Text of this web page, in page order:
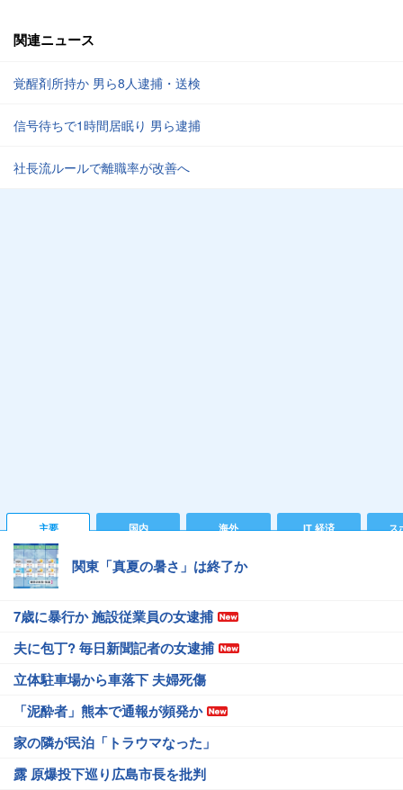
関連ニュース
覚醒剤所持か 男ら8人逮捕・送検
信号待ちで1時間居眠り 男ら逮捕
社長流ルールで離職率が改善へ
主要 国内 海外 IT 経済 ス
関東「真夏の暑さ」は終了か
7歳に暴行か 施設従業員の女逮捕
夫に包丁? 毎日新聞記者の女逮捕
立体駐車場から車落下 夫婦死傷
「泥酔者」熊本で通報が頻発か
家の隣が民泊「トラウマなった」
露 原爆投下巡り広島市長を批判